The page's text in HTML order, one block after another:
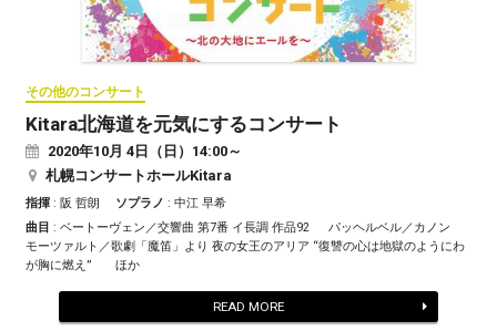
その他のコンサート
Kitara北海道を元気にするコンサート
2020年10月 4 日（日）14:00～
札幌コンサートホールKitara
指揮 : 阪 哲朗 ソプラノ : 中江 早希
曲目 : ベートーヴェン／交響曲 第7番 イ長調 作品92 パッヘルベル／カノン
モーツァルト／歌劇「魔笛」より 夜の女王のアリア “復讐の心は地獄のようにわ
が胸に燃え” ほか
READ MORE